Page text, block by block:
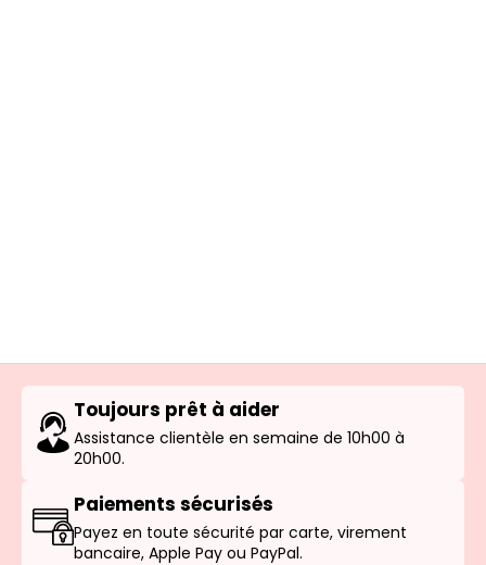
Toujours prêt à aider
Assistance clientèle en semaine de 10h00 à
20h00.
Paiements sécurisés
Payez en toute sécurité par carte, virement
bancaire, Apple Pay ou PayPal.